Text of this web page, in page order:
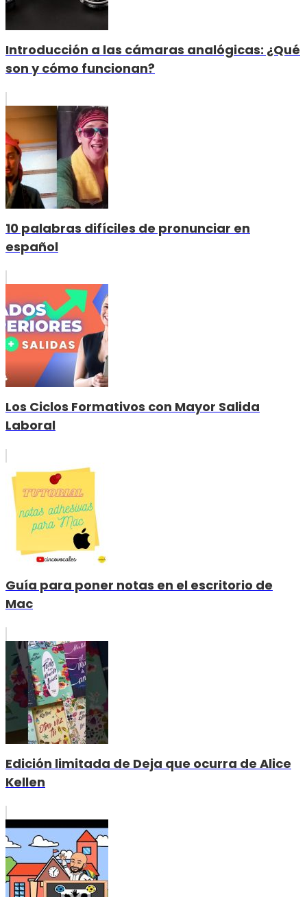
Introducción a las cámaras analógicas: ¿Qué
son y cómo funcionan?
10 palabras difíciles de pronunciar en
español
Los Ciclos Formativos con Mayor Salida
Laboral
Guía para poner notas en el escritorio de
Mac
Edición limitada de Deja que ocurra de Alice
Kellen